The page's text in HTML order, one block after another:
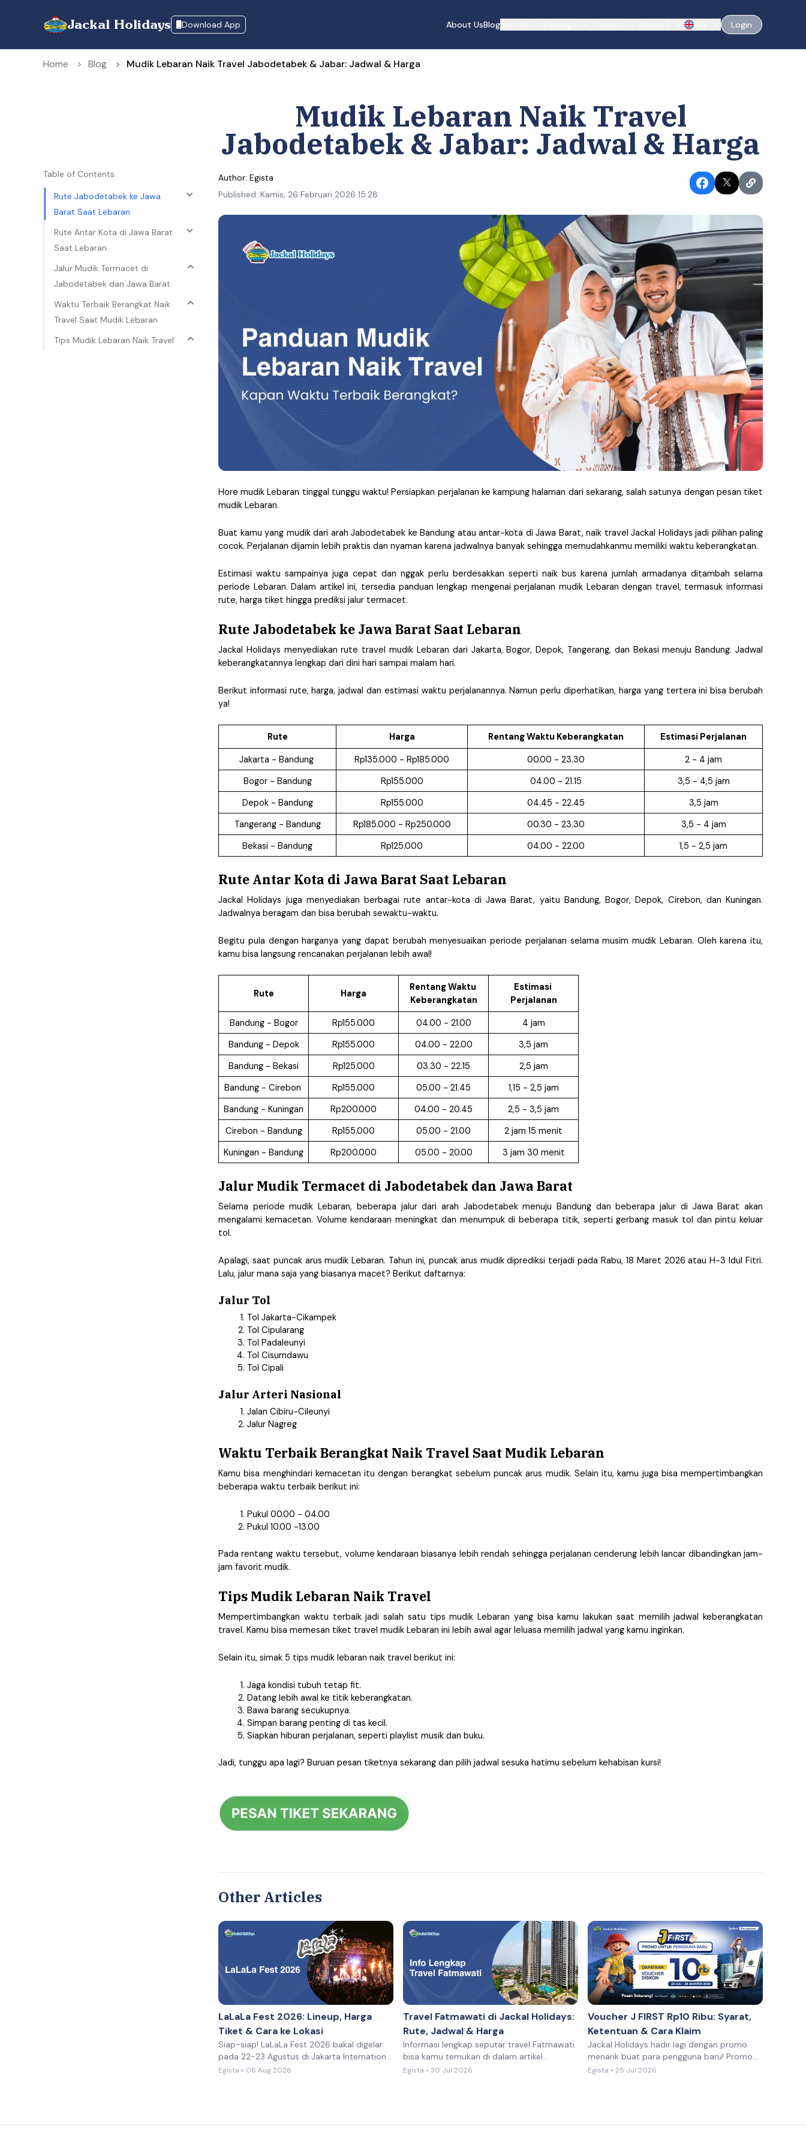
Jackal Holidays Download App About UsBlog Login
Home Blog Mudik Lebaran Naik Travel Jabodetabek & Jabar: Jadwal & Harga
Table of Contents
Rute Jabodetabek ke Jawa
Barat Saat Lebaran
Rute Antar Kota di Jawa Barat
Saat Lebaran
Jalur Mudik Termacet di
Jabodetabek dan Jawa Barat
Waktu Terbaik Berangkat Naik
Travel Saat Mudik Lebaran
Tips Mudik Lebaran Naik Travel
Mudik Lebaran Naik Travel
Jabodetabek & Jabar: Jadwal & Harga
Author: Egista
Published: Kamis, 26 Februari 2026 15:28
Hore mudik Lebaran tinggal tunggu waktu! Persiapkan perjalanan ke kampung halaman dari sekarang, salah satunya dengan pesan tiket
mudik Lebaran.
Buat kamu yang mudik dari arah Jabodetabek ke Bandung atau antar-kota di Jawa Barat, naik travel Jackal Holidays jadi pilihan paling
cocok. Perjalanan dijamin lebih praktis dan nyaman karena jadwalnya banyak sehingga memudahkanmu memiliki waktu keberangkatan.
Estimasi waktu sampainya juga cepat dan nggak perlu berdesakkan seperti naik bus karena jumlah armadanya ditambah selama
periode Lebaran. Dalam artikel ini, tersedia panduan lengkap mengenai perjalanan mudik Lebaran dengan travel, termasuk informasi
rute, harga tiket hingga prediksi jalur termacet.
Rute Jabodetabek ke Jawa Barat Saat Lebaran
Jackal Holidays menyediakan rute travel mudik Lebaran dari Jakarta, Bogor, Depok, Tangerang, dan Bekasi menuju Bandung. Jadwal
keberangkatannya lengkap dari dini hari sampai malam hari.
Berikut informasi rute, harga, jadwal dan estimasi waktu perjalanannya. Namun perlu diperhatikan, harga yang tertera ini bisa berubah
ya!
Rute Harga Rentang Waktu Keberangkatan
Estimasi Perjalanan
Jakarta - Bandung
Rp135.000 - Rp185.000 00.00 - 23.30
2 - 4 jam
Bogor - Bandung
Rp155.000 04.00 - 21.15
3,5 - 4,5 jam
Depok - Bandung
Rp155.000 04.45 - 22.45
3,5 jam
Tangerang - Bandung
Rp185.000 - Rp250.000 00.30 - 23.30
3,5 - 4 jam
Bekasi - Bandung
Rp125.000 04.00 - 22.00 1,5 - 2,5 jam
Rute Antar Kota di Jawa Barat Saat Lebaran
Jackal Holidays juga menyediakan berbagai rute antar-kota di Jawa Barat, yaitu Bandung, Bogor, Depok, Cirebon, dan Kuningan.
Jadwalnya beragam dan bisa berubah sewaktu-waktu.
Begitu pula dengan harganya yang dapat berubah menyesuaikan periode perjalanan selama musim mudik Lebaran. Oleh karena itu,
kamu bisa langsung rencanakan perjalanan lebih awal!
Rute Harga
Rentang Waktu
Keberangkatan
Estimasi
Perjalanan
Bandung - Bogor
Rp155.000 04.00 - 21.00
4 jam
Bandung - Depok
Rp155.000 04.00 - 22.00
3,5 jam
Bandung - Bekasi
Rp125.000 03.30 - 22.15
2,5 jam
Bandung - Cirebon
Rp155.000 05.00 - 21.45
1,15 - 2,5 jam
Bandung - Kuningan
Rp200.000 04.00 - 20.45
2,5 - 3,5 jam
Cirebon - Bandung
Rp155.000 05.00 - 21.00
2 jam 15 menit
Kuningan - Bandung
Rp200.000 05.00 - 20.00 3 jam 30 menit
Jalur Mudik Termacet di Jabodetabek dan Jawa Barat
Selama periode mudik Lebaran, beberapa jalur dari arah Jabodetabek menuju Bandung dan beberapa jalur di Jawa Barat akan
mengalami kemacetan. Volume kendaraan meningkat dan menumpuk di beberapa titik, seperti gerbang masuk tol dan pintu keluar
tol.
Apalagi, saat puncak arus mudik Lebaran. Tahun ini, puncak arus mudik diprediksi terjadi pada Rabu, 18 Maret 2026 atau H-3 Idul Fitri.
Lalu, jalur mana saja yang biasanya macet? Berikut daftarnya:
Jalur Tol
Tol Jakarta-Cikampek
Tol Cipularang
Tol Padaleunyi
Tol Cisumdawu
Tol Cipali
Jalur Arteri Nasional
Jalan Cibiru-Cileunyi
Jalur Nagreg
Waktu Terbaik Berangkat Naik Travel Saat Mudik Lebaran
Kamu bisa menghindari kemacetan itu dengan berangkat sebelum puncak arus mudik. Selain itu, kamu juga bisa mempertimbangkan
beberapa waktu terbaik berikut ini:
Pukul 00.00 - 04.00
Pukul 10.00 -13.00
Pada rentang waktu tersebut, volume kendaraan biasanya lebih rendah sehingga perjalanan cenderung lebih lancar dibandingkan jam-
jam favorit mudik.
Tips Mudik Lebaran Naik Travel
Mempertimbangkan waktu terbaik jadi salah satu tips mudik Lebaran yang bisa kamu lakukan saat memilih jadwal keberangkatan
travel. Kamu bisa memesan tiket travel mudik Lebaran ini lebih awal agar leluasa memilih jadwal yang kamu inginkan.
Selain itu, simak 5 tips mudik lebaran naik travel berikut ini:
Jaga kondisi tubuh tetap fit.
Datang lebih awal ke titik keberangkatan.
Bawa barang secukupnya.
Simpan barang penting di tas kecil.
Siapkan hiburan perjalanan, seperti playlist musik dan buku.
Jadi, tunggu apa lagi? Buruan pesan tiketnya sekarang dan pilih jadwal sesuka hatimu sebelum kehabisan kursi!
Other Articles
LaLaLa Fest 2026: Lineup, Harga
Tiket & Cara ke Lokasi
Siap-siap! LaLaLa Fest 2026 bakal digelar
pada 22-23 Agustus di Jakarta International
Expo (JIExpo) Kemayoran, Jakar
Egista • 06 Aug 2026
Travel Fatmawati di Jackal Holidays:
Rute, Jadwal & Harga
Informasi lengkap seputar travel Fatmawati
bisa kamu temukan di dalam artikel
ini!Fatmawati jadi salah satu area str
Egista • 30 Jul 2026
Voucher J FIRST Rp10 Ribu: Syarat,
Ketentuan & Cara Klaim
Jackal Holidays hadir lagi dengan promo
menarik buat para pengguna baru! Promo
melalui program spesial “J FIRS
Egista • 25 Jul 2026